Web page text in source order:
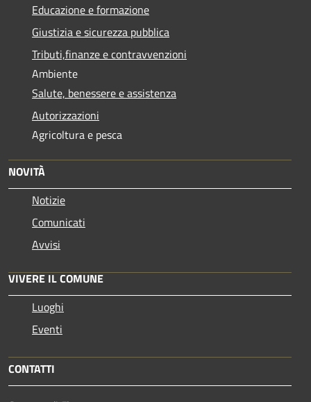
Educazione e formazione
Giustizia e sicurezza pubblica
Tributi,finanze e contravvenzioni
Ambiente
Salute, benessere e assistenza
Autorizzazioni
Agricoltura e pesca
NOVITÀ
Notizie
Comunicati
Avvisi
VIVERE IL COMUNE
Luoghi
Eventi
CONTATTI